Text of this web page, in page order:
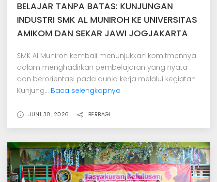
BELAJAR TANPA BATAS: KUNJUNGAN
INDUSTRI SMK AL MUNIROH KE UNIVERSITAS
AMIKOM DAN SEKAR JAWI JOGJAKARTA
SMK Al Muniroh kembali menunjukkan komitmennya
dalam menghadirkan pembelajaran yang nyata
dan berorientasi pada dunia kerja melalui kegiatan
Kunjung... Baca selengkapnya
JUNI 30, 2026 BERBAGI